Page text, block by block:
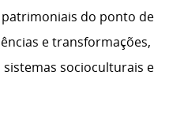
do ponto de
e transformações,
socioculturais e